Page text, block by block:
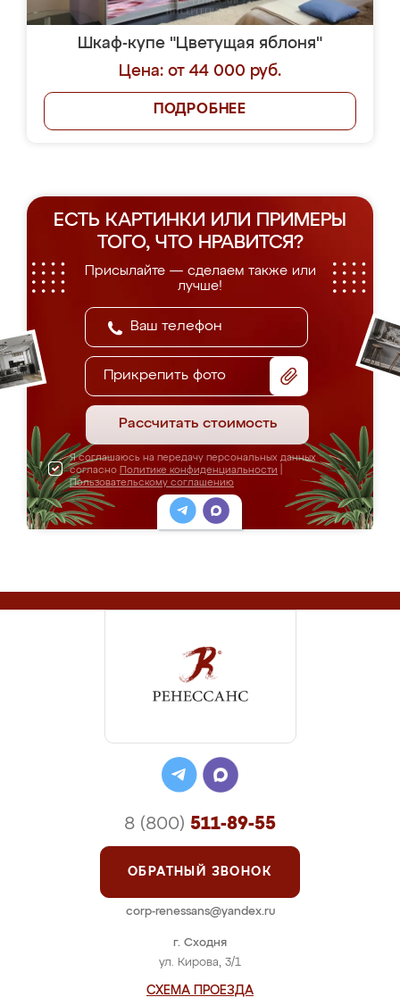
Шкаф-купе "Цветущая яблоня"
Цена: от 44 000 руб.
ПОДРОБНЕЕ
ЕСТЬ КАРТИНКИ ИЛИ ПРИМЕРЫ
ТОГО, ЧТО НРАВИТСЯ?
Присылайте — сделаем также или
лучше!
Прикрепить фото
Рассчитать стоимость
Я соглашаюсь на передачу персональных данных
согласно Политике конфиденциальности
Пользовательскому соглашению
г. Сходня
ул. Кирова, 3/1
СХЕМА ПРОЕЗДА
8 (800) 511-89-55
ОБРАТНЫЙ ЗВОНОК
corp-renessans@yandex.ru